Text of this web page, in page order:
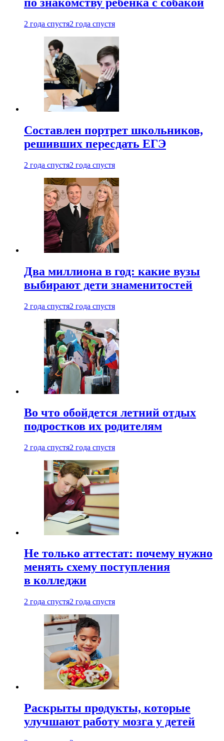
2 года спустя2 года спустя
Составлен портрет школьников,
решивших пересдать ЕГЭ
2 года спустя2 года спустя
Два миллиона в год: какие вузы
выбирают дети знаменитостей
2 года спустя2 года спустя
Во что обойдется летний отдых
подростков их родителям
2 года спустя2 года спустя
Не только аттестат: почему нужно
менять схему поступления
в колледжи
2 года спустя2 года спустя
Раскрыты продукты, которые
улучшают работу мозга у детей